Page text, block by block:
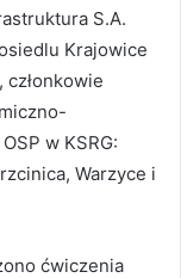
S.A.
Krajowice
członkowie
w KSRG:
Warzyce i
ćwiczenia